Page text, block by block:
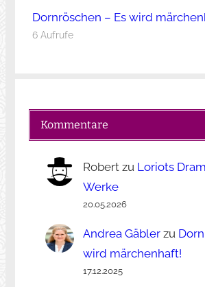
Dornröschen – Es wird
6 Aufrufe
Kommentare
Robertzu Loriots
Werke
20.05.2026
Andrea Gäblerzu
wird märchenhaft!
17.12.2025